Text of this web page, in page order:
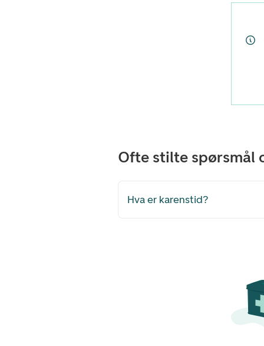
Ofte stilte spørsmål
Hva er karenstid?